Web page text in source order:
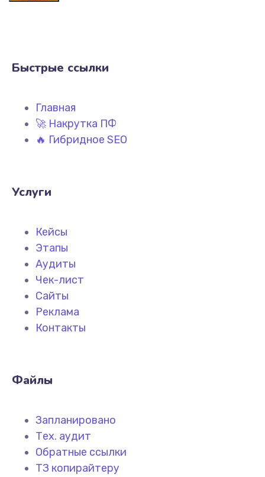
Быстрые ссылки
Главная
🚀 Накрутка ПФ
🔥 Гибридное SEO
Услуги
Кейсы
Этапы
Аудиты
Чек-лист
Сайты
Реклама
Контакты
Файлы
Запланировано
Тех. аудит
Обратные ссылки
ТЗ копирайтеру